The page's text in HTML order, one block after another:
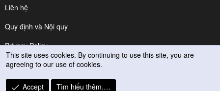
Liên hệ
Quy định và Nội quy
Privacy Policy
Trợ giúp
R
This site uses cookies. By continuing to use this site, you are
agreeing to our use of cookies.
Accept Tìm hiểu thêm.…